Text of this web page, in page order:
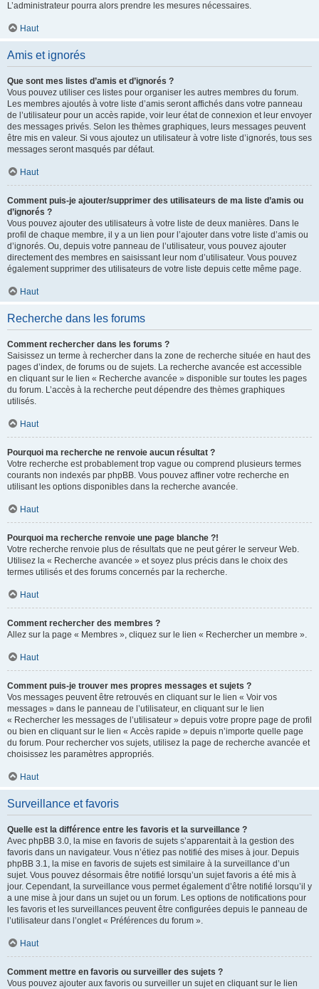
L’administrateur pourra alors prendre les mesures nécessaires.
Haut
Amis et ignorés
Que sont mes listes d’amis et d’ignorés ?
Vous pouvez utiliser ces listes pour organiser les autres membres du forum.
Les membres ajoutés à votre liste d’amis seront affichés dans votre panneau
de l’utilisateur pour un accès rapide, voir leur état de connexion et leur envoyer
des messages privés. Selon les thèmes graphiques, leurs messages peuvent
être mis en valeur. Si vous ajoutez un utilisateur à votre liste d’ignorés, tous ses
messages seront masqués par défaut.
Haut
Comment puis-je ajouter/supprimer des utilisateurs de ma liste d’amis ou
d’ignorés ?
Vous pouvez ajouter des utilisateurs à votre liste de deux manières. Dans le
profil de chaque membre, il y a un lien pour l’ajouter dans votre liste d’amis ou
d’ignorés. Ou, depuis votre panneau de l’utilisateur, vous pouvez ajouter
directement des membres en saisissant leur nom d’utilisateur. Vous pouvez
également supprimer des utilisateurs de votre liste depuis cette même page.
Haut
Recherche dans les forums
Comment rechercher dans les forums ?
Saisissez un terme à rechercher dans la zone de recherche située en haut des
pages d’index, de forums ou de sujets. La recherche avancée est accessible
en cliquant sur le lien « Recherche avancée » disponible sur toutes les pages
du forum. L’accès à la recherche peut dépendre des thèmes graphiques
utilisés.
Haut
Pourquoi ma recherche ne renvoie aucun résultat ?
Votre recherche est probablement trop vague ou comprend plusieurs termes
courants non indexés par phpBB. Vous pouvez affiner votre recherche en
utilisant les options disponibles dans la recherche avancée.
Haut
Pourquoi ma recherche renvoie une page blanche ?!
Votre recherche renvoie plus de résultats que ne peut gérer le serveur Web.
Utilisez la « Recherche avancée » et soyez plus précis dans le choix des
termes utilisés et des forums concernés par la recherche.
Haut
Comment rechercher des membres ?
Allez sur la page « Membres », cliquez sur le lien « Rechercher un membre ».
Haut
Comment puis-je trouver mes propres messages et sujets ?
Vos messages peuvent être retrouvés en cliquant sur le lien « Voir vos
messages » dans le panneau de l’utilisateur, en cliquant sur le lien
« Rechercher les messages de l’utilisateur » depuis votre propre page de profil
ou bien en cliquant sur le lien « Accès rapide » depuis n’importe quelle page
du forum. Pour rechercher vos sujets, utilisez la page de recherche avancée et
choisissez les paramètres appropriés.
Haut
Surveillance et favoris
Quelle est la différence entre les favoris et la surveillance ?
Avec phpBB 3.0, la mise en favoris de sujets s’apparentait à la gestion des
favoris dans un navigateur. Vous n’étiez pas notifié des mises à jour. Depuis
phpBB 3.1, la mise en favoris de sujets est similaire à la surveillance d’un
sujet. Vous pouvez désormais être notifié lorsqu’un sujet favoris a été mis à
jour. Cependant, la surveillance vous permet également d’être notifié lorsqu’il y
a une mise à jour dans un sujet ou un forum. Les options de notifications pour
les favoris et les surveillances peuvent être configurées depuis le panneau de
l’utilisateur dans l’onglet « Préférences du forum ».
Haut
Comment mettre en favoris ou surveiller des sujets ?
Vous pouvez ajouter aux favoris ou surveiller un sujet en cliquant sur le lien